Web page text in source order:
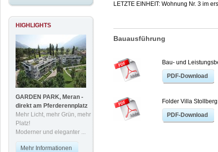
HIGHLIGHTS
GARDEN PARK, Meran -
direkt am Pferderennplatz
Mehr Licht, mehr Grün, mehr
Platz!
Moderner und eleganter ...
Mehr Informationen
LETZTE EINHEIT: Wohnung Nr. 3 im
Bauausführung
Bau- und
PDF-Download
Folder Villa Stollberg
PDF-Download